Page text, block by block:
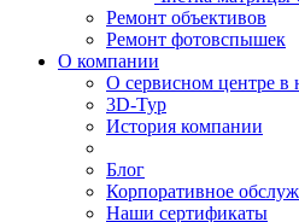
Ремонт объективов
Ремонт фотовспышек
О компании
О сервисном центре в
3D-Тур
История компании
Блог
Корпоративное
Наши сертификаты